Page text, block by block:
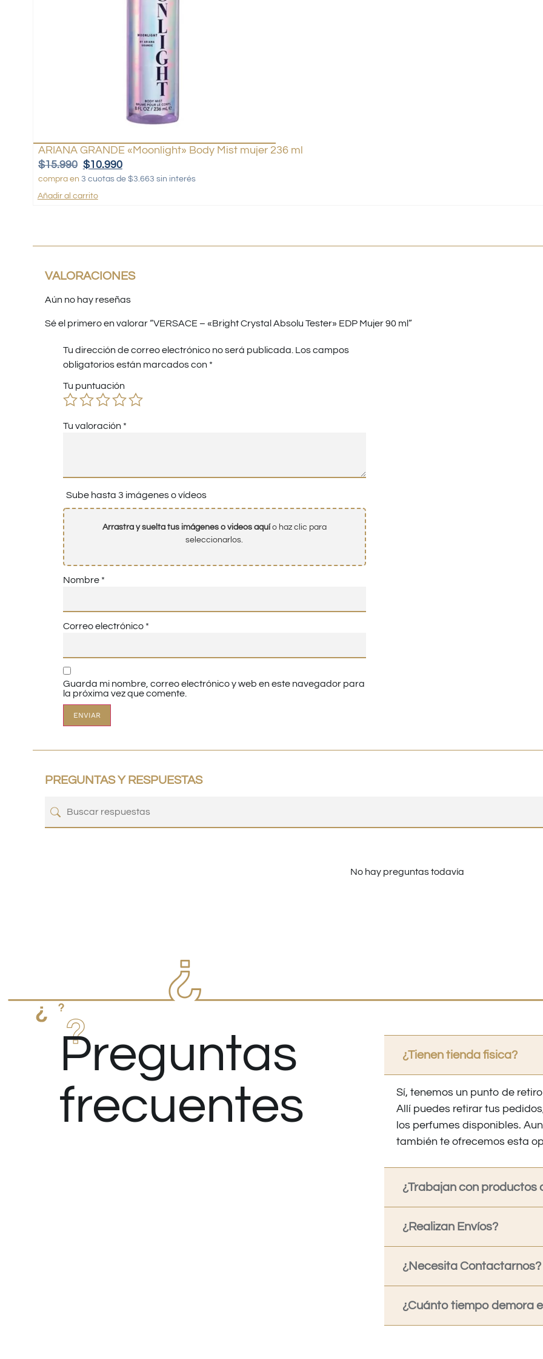
ARIANA GRANDE «Moonlight» Body Mist mujer 236 ml
$15.990 $10.990
compra en 3 cuotas de $3.663 sin interés
Añadir al carrito
VALORACIONES
Aún no hay reseñas
Sé el primero en valorar “VERSACE – «Bright Crystal Absolu Tester» EDP Mujer 90 ml”
Tu dirección de correo electrónico no será publicada. Los campos
obligatorios están marcados con *
Tu puntuación
Tu valoración *
Sube hasta 3 imágenes o vídeos
Arrastra y suelta tus imágenes o videos aquío haz clic para
seleccionarlos.
Nombre *
Correo electrónico *
Guarda mi nombre, correo electrónico y web en este navegador para
la próxima vez que comente.
PREGUNTAS Y RESPUESTAS
No hay preguntas todavía
Preguntas
frecuentes
¿Tienen tienda fisica?
Sí, tenemos un punto de
Allí puedes retirar tus
los perfumes disponibles.
también te ofrecemos esta
¿Trabajan con productos
¿Realizan Envíos?
¿Necesita Contactarnos?
¿Cuánto tiempo demora